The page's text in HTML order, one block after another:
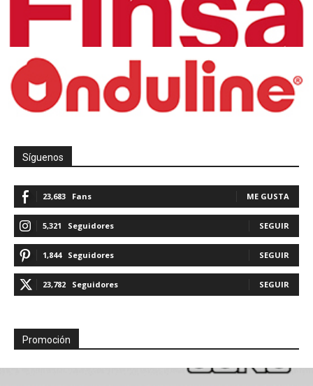
Síguenos
23,683 Fans ME GUSTA
5,321 Seguidores SEGUIR
1,844 Seguidores SEGUIR
23,782 Seguidores SEGUIR
Promoción